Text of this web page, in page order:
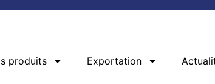
produits Exportation